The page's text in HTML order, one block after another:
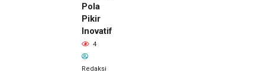
Pola
Pikir
Inovatif
4
Redaksi
16 jam lalu
Pemilik
Royal
Phone